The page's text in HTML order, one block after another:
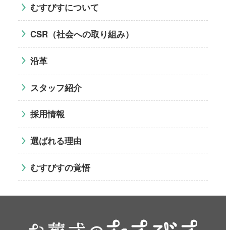
むすびすについて
CSR（社会への取り組み）
沿革
スタッフ紹介
採用情報
選ばれる理由
むすびすの覚悟